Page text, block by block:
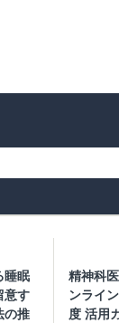
睡眠
意す
の推
精神科
ンライ
度 活用